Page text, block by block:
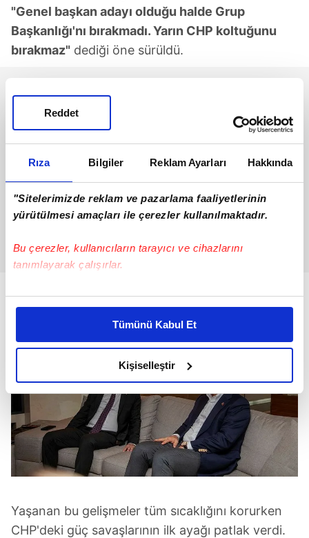
Rıza Bilgiler Reklam Ayarları Hakkında
"Sitelerimizde reklam ve pazarlama faaliyetlerinin
yürütülmesi amaçları ile çerezler kullanılmaktadır.
Bu çerezler, kullanıcıların tarayıcı ve cihazlarını
tanımlayarak çalışırlar.
Bu çerezlere izin vermeniz halinde sizlere özel
daha iyi reklam deneyimi yaşatabiliriz. Bunu yaparken
amacımızın size daha iyi bir reklam deneyimi sunmak
olduğunu ve sizlere en iyi içerikleri sunabilmek adına
elimizden gelen çabayı gösterdiğimizi ve bu noktada,
reklamların maliyetlerimizi karşılamak noktasında tek gelir
kalemimiz olduğunu sizlere hatırlatmak isteriz.
Her halükârda, kullanıcılar, bu çerezlere izin vermedikleri
takdirde, kullanıcılara hedefli reklamlar
gösterilmeyecektir."
Sizlere daha iyi bir hizmet sunabilmek için İnternet
Sitemizde kendimize ve üçüncü kişilere ait çerezler
Tümünü Kabul Et
Kişiselleştir
Reddet
"Genel başkan adayı olduğu halde Grup
Başkanlığı'nı bırakmadı. Yarın CHP koltuğunu
bırakmaz" dediği öne sürüldü.
Yaşanan bu gelişmeler tüm sıcaklığını korurken
CHP'deki güç savaşlarının ilk ayağı patlak verdi.